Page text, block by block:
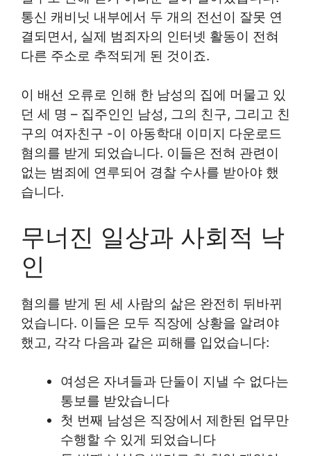
통신 캐비닛 내부에서 두 개의 전선이 잘못 연
결되면서, 실제 범죄자의 인터넷 활동이 전혀
다른 주소로 추적되게 된 것이죠.
이 배선 오류로 인해 한 남성의 집에 머물고 있
던 세 명 – 집주인인 남성, 그의 친구, 그리고 친
구의 여자친구 -이 아동학대 이미지 다운로드
혐의를 받게 되었습니다. 이들은 전혀 관련이
없는 범죄에 연루되어 경찰 수사를 받아야 했
습니다.
무너진 일상과 사회적 낙
인
혐의를 받게 된 세 사람의 삶은 완전히 뒤바뀌
었습니다. 이들은 모두 직장에 상황을 알려야
했고, 각각 다음과 같은 피해를 입었습니다:
여성은 자녀들과 단둘이 지낼 수 없다는
통보를 받았습니다
첫 번째 남성은 직장에서 제한된 업무만
수행할 수 있게 되었습니다